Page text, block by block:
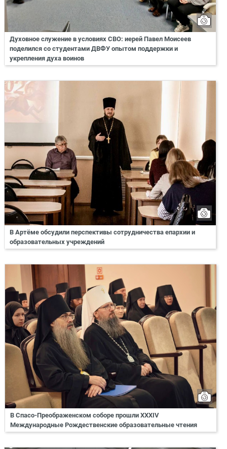
Духовное служение в условиях СВО: иерей Павел Моисеев
поделился со студентами ДВФУ опытом поддержки и
укрепления духа воинов
В Артёме обсудили перспективы сотрудничества епархии и
образовательных учреждений
В Спасо-Преображенском соборе прошли XXXIV
Международные Рождественские образовательные чтения